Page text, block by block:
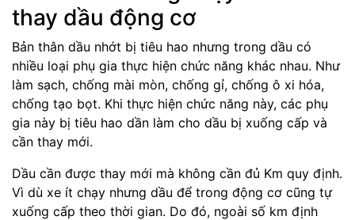
thay dầu động cơ
Bản thân dầu nhớt bị tiêu hao nhưng trong dầu có
nhiều loại phụ gia thực hiện chức năng khác nhau. Như
làm sạch, chống mài mòn, chống gỉ, chống ô xi hóa,
chống tạo bọt. Khi thực hiện chức năng này, các phụ
gia này bị tiêu hao dần làm cho dầu bị xuống cấp và
cần thay mới.
Dầu cần được thay mới mà không cần đủ Km quy định.
Vì dù xe ít chạy nhưng dầu để trong động cơ cũng tự
xuống cấp theo thời gian. Do đó, ngoài số km định